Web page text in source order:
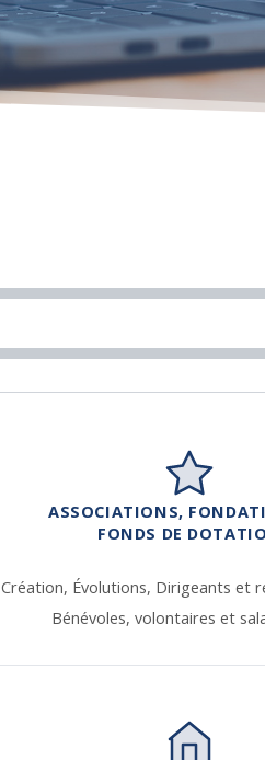
ASSOCIATIONS,
FONDS DE
Création, Évolutions, Dirigeants et
Bénévoles, volontaires et